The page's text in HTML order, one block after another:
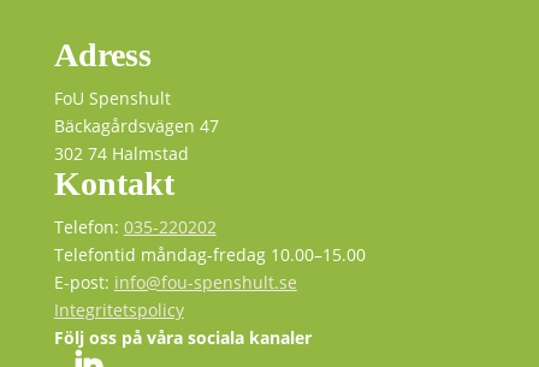
Adress
FoU Spenshult
Bäckagårdsvägen 47
302 74 Halmstad
Kontakt
Telefon: 035-220202
Telefontid måndag-fredag 10.00–15.00
E-post: info@fou-spenshult.se
Integritetspolicy
Följ oss på våra sociala kanaler